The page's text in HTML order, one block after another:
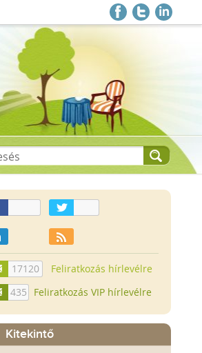
17120
Feliratkozás hírlevélre
435
Feliratkozás VIP hírlevélre
Kitekintő